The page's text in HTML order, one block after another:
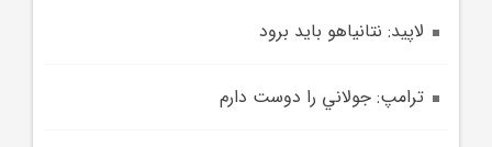
لاپيد: نتانياهو بايد برود
ترامپ:‌ جولاني را دوست دارم